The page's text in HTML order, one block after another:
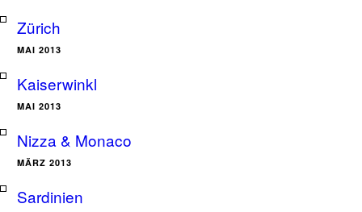
Zürich
MAI 2013
Kaiserwinkl
MAI 2013
Nizza & Monaco
MÄRZ 2013
Sardinien